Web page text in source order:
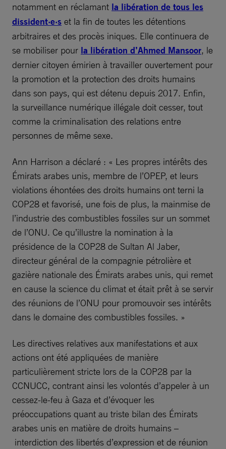
notamment en réclamant la libération de tous les
dissident·e·s et la fin de toutes les détentions
arbitraires et des procès iniques. Elle continuera de
se mobiliser pour la libération d’Ahmed Mansoor, le
dernier citoyen émirien à travailler ouvertement pour
la promotion et la protection des droits humains
dans son pays, qui est détenu depuis 2017. Enfin,
la surveillance numérique illégale doit cesser, tout
comme la criminalisation des relations entre
personnes de même sexe.
Ann Harrison a déclaré : « Les propres intérêts des
Émirats arabes unis, membre de l’OPEP, et leurs
violations éhontées des droits humains ont terni la
COP28 et favorisé, une fois de plus, la mainmise de
l’industrie des combustibles fossiles sur un sommet
de l’ONU. Ce qu’illustre la nomination à la
présidence de la COP28 de Sultan Al Jaber,
directeur général de la compagnie pétrolière et
gazière nationale des Émirats arabes unis, qui remet
en cause la science du climat et était prêt à se servir
des réunions de l’ONU pour promouvoir ses intérêts
dans le domaine des combustibles fossiles. »
Les directives relatives aux manifestations et aux
actions ont été appliquées de manière
particulièrement stricte lors de la COP28 par la
CCNUCC, contrant ainsi les volontés d’appeler à un
cessez-le-feu à Gaza et d’évoquer les
préoccupations quant au triste bilan des Émirats
arabes unis en matière de droits humains –
interdiction des libertés d’expression et de réunion